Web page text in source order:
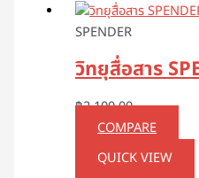
SPENDER
วิทยุสื่อสาร
฿2,100.00
COMPARE
QUICK VIEW